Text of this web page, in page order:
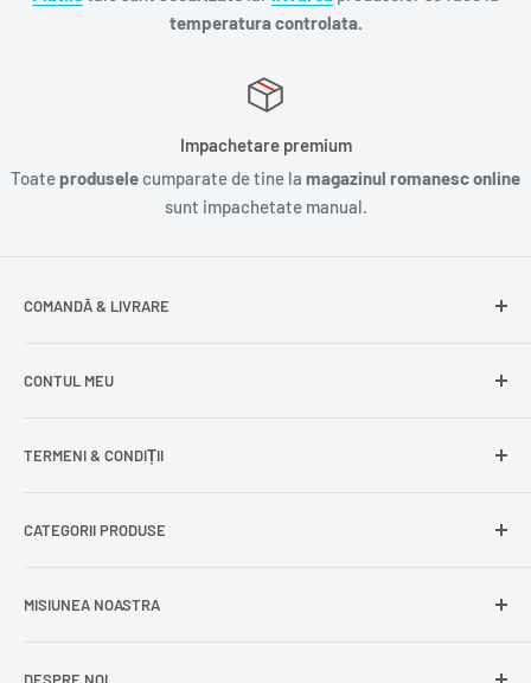
temperatura controlata.
Impachetare premium
Toate produsele cumparate de tine la magazinul romanesc online
sunt impachetate manual.
COMANDĂ & LIVRARE
Livrare gratuită
CONTUL MEU
Comenzile mele
Cont nou
Comandă ca oaspete
TERMENI & CONDIȚII
Politica de returnare
Politica de expediere
CATEGORII PRODUSE
Dulciuri și snacks
MISIUNEA NOASTRA